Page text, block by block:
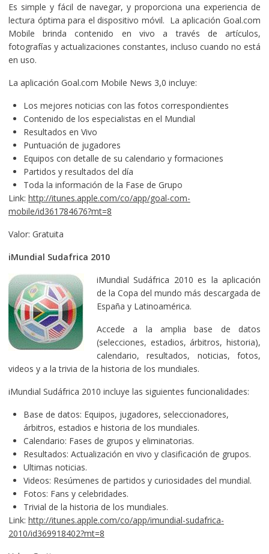
Es simple y fácil de navegar, y proporciona una experiencia de
lectura óptima para el dispositivo móvil. La aplicación Goal.com
Mobile brinda contenido en vivo a través de artículos,
fotografías y actualizaciones constantes, incluso cuando no está
en uso.
La aplicación Goal.com Mobile News 3,0 incluye:
Los mejores noticias con las fotos correspondientes
Contenido de los especialistas en el Mundial
Resultados en Vivo
Puntuación de jugadores
Equipos con detalle de su calendario y formaciones
Partidos y resultados del día
Toda la información de la Fase de Grupo
Link: http://itunes.apple.com/co/app/goal-com-
mobile/id361784676?mt=8
Valor: Gratuita
iMundial Sudafrica 2010
iMundial Sudáfrica 2010 es la aplicación
de la Copa del mundo más descargada de
España y Latinoamérica.
Accede a la amplia base de datos
(selecciones, estadios, árbitros, historia),
calendario, resultados, noticias, fotos,
videos y a la trivia de la historia de los mundiales.
iMundial Sudáfrica 2010 incluye las siguientes funcionalidades:
Base de datos: Equipos, jugadores, seleccionadores,
árbitros, estadios e historia de los mundiales.
Calendario: Fases de grupos y eliminatorias.
Resultados: Actualización en vivo y clasificación de grupos.
Ultimas noticias.
Videos: Resúmenes de partidos y curiosidades del mundial.
Fotos: Fans y celebridades.
Trivial de la historia de los mundiales.
Link: http://itunes.apple.com/co/app/imundial-sudafrica-
2010/id369918402?mt=8